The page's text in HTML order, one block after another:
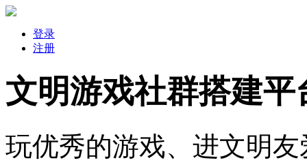
登录
注册
文明游戏社群搭建平
玩优秀的游戏、进文明